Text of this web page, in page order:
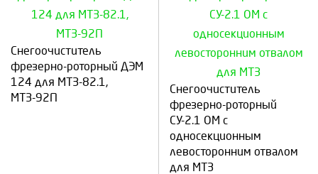
Снегоочиститель
фрезерно-роторный ДЭМ
124 для МТЗ-82.1,
МТЗ-92П
Выберите количество:
Снегоочиститель
фрезерно-роторный
СУ-2.1 ОМ с
односекционным
левосторонним отвалом
для МТЗ
Выберите количество:
Продолжить